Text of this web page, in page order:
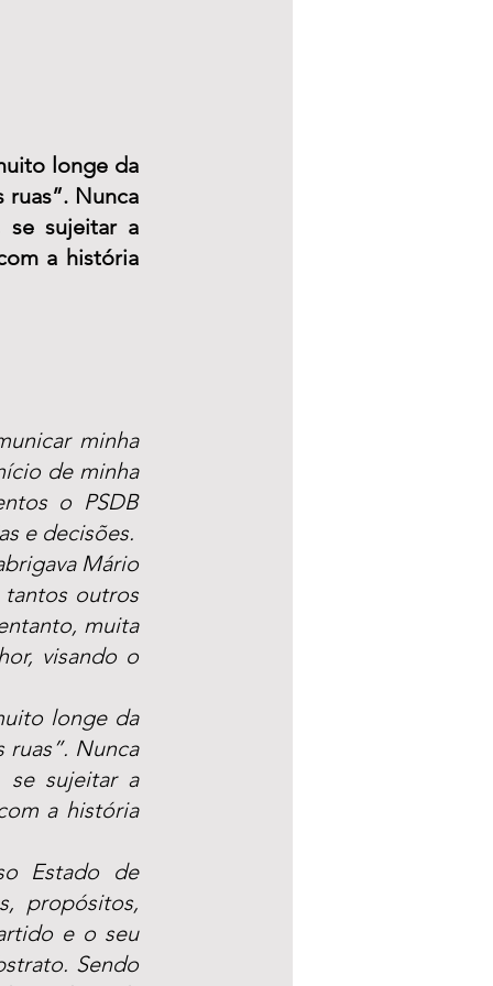
longe da
Nunca
se sujeitar a
a história
minha
de minha
o PSDB
e decisões.
Mário
tantos outros
muita
visando o
longe da
Nunca
se sujeitar a
a história
Estado de
propósitos,
e o seu
Sendo